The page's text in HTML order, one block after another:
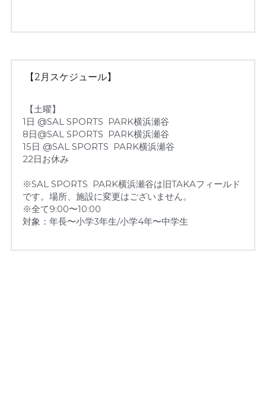
【2月スケジュール】
【土曜】
1日 @SAL SPORTS  PARK横浜瀬谷
8日@SAL SPORTS  PARK横浜瀬谷
15日 @SAL SPORTS  PARK横浜瀬谷
22日お休み
※SAL SPORTS  PARK横浜瀬谷は旧TAKAフィールド
です。場所、施設に変更はございません。
※全て9:00〜10:00
対象：年長〜小学3年生/小学4年〜中学生